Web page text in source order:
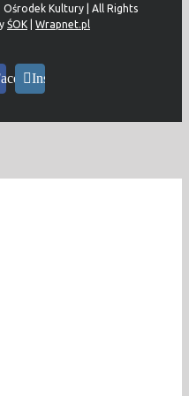
Kultury | All Rights
ŚOK Wrapnet.pl
Instagram